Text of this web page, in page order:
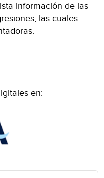
información de las
las cuales
en: